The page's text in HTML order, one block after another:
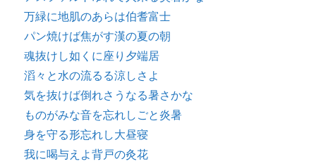
万緑に地肌のあらは伯耆富士
パン焼けば焦がす漢の夏の朝
魂抜けし如くに座り夕端居
滔々と水の流るる涼しさよ
気を抜けば倒れさうなる暑さかな
ものがみな音を忘れしごと炎暑
身を守る形忘れし大昼寝
我に喝与えよ背戸の灸花